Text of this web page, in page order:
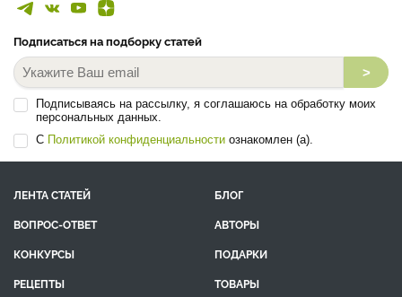
Подписаться на подборку статей
>
Подписываясь на рассылку, я соглашаюсь на обработку моих
персональных данных.
С Политикой конфиденциальности ознакомлен (а).
ЛЕНТА СТАТЕЙ
БЛОГ
ВОПРОС-ОТВЕТ
АВТОРЫ
КОНКУРСЫ
ПОДАРКИ
РЕЦЕПТЫ
ТОВАРЫ